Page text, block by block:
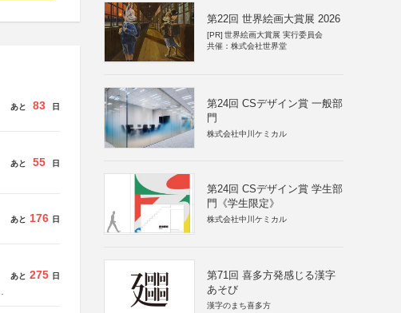
あと 83 日
あと 55 日
あと 176 日
あと 275 日
第22回 世界絵画大賞展 2026
[PR] 世界絵画大賞展 実行委員会
共催：株式会社世界堂
第24回 CSデザイン賞 一般部
門
株式会社中川ケミカル
第24回 CSデザイン賞 学生部
門《学生限定》
株式会社中川ケミカル
第71回 喜多方発感じる漢字
あそび
漢字のまち喜多方